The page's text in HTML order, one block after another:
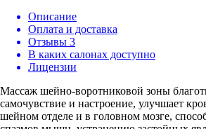
Описание
Оплата и доставка
Отзывы 3
В каких салонах доступно
Лицензии
Массаж шейно-воротниковой зоны
самочувствие и настроение, улучшает
шейном отделе и в головном мозге,